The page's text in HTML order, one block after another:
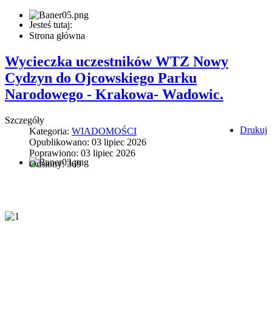
Jesteś tutaj:
Strona główna
Wycieczka uczestników WTZ Nowy
Cydzyn do Ojcowskiego Parku
Narodowego - Krakowa- Wadowic.
Drukuj
Szczegóły
Kategoria: WIADOMOŚCI
Opublikowano: 03 lipiec 2026
Poprawiono: 03 lipiec 2026
Odsłony: 369